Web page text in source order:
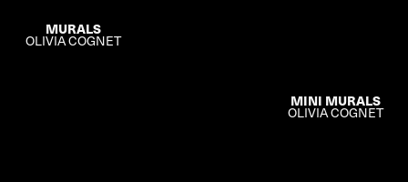
MURALS
OLIVIA COGNET
MINI MURALS
OLIVIA COGNET